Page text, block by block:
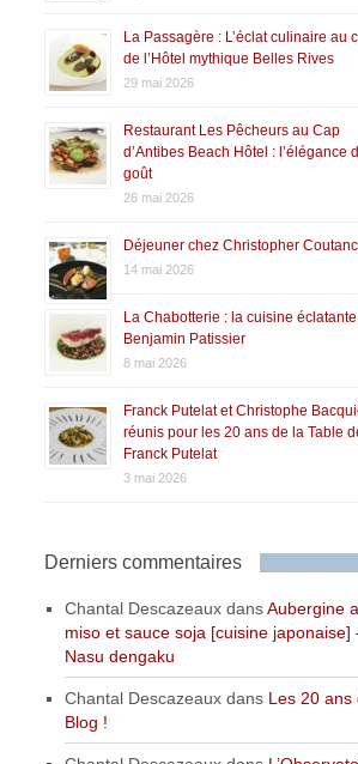
La Passagère : L’éclat culinaire au
de l’Hôtel mythique Belles Rives
29 mai 2026
Restaurant Les Pêcheurs au Cap
d’Antibes Beach Hôtel : l’élégance
goût
26 mai 2026
Déjeuner chez Christopher
14 mai 2026
La Chabotterie : la cuisine
Benjamin Patissier
8 mai 2026
Franck Putelat et Christophe
réunis pour les 20 ans de la Table
Franck Putelat
3 mai 2026
Derniers commentaires
Chantal Descazeaux dansAubergine
miso et sauce soja [cuisine japonaise]
Nasu dengaku
Chantal Descazeaux dans Les 20 ans
Blog !